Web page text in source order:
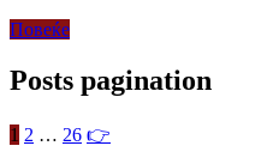
Повеќе
Posts pagination
1 2 … 26 👉